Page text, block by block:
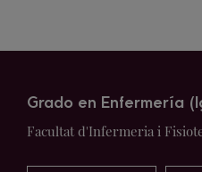
Grado en Enfermería
Facultat d'Infermeria i